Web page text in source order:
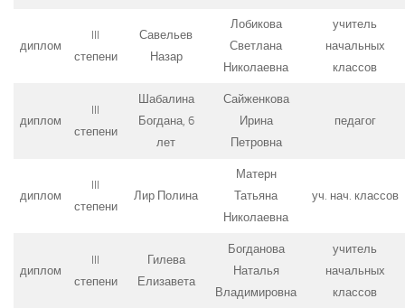
диплом
III
степени
Савельев
Назар
Лобикова
Светлана
Николаевна
учитель
начальных
классов
диплом
III
степени
Шабалина
Богдана, 6
лет
Сайженкова
Ирина
Петровна
педагог
диплом
III
степени
Лир Полина
Матерн
Татьяна
Николаевна
уч. нач. классов
диплом
III
степени
Гилева
Елизавета
Богданова
Наталья
Владимировна
учитель
начальных
классов